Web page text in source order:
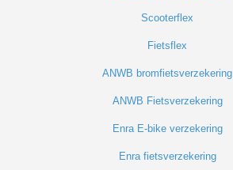
Scooterflex
Fietsflex
ANWB bromfietsverzekering
ANWB Fietsverzekering
Enra E-bike verzekering
Enra fietsverzekering